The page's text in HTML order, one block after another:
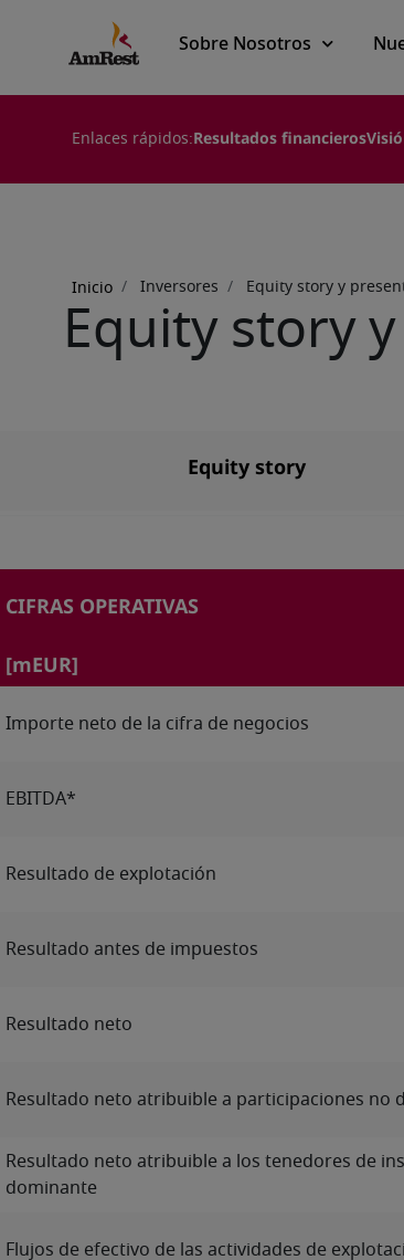
Main
Sobre Nosotros
Enlaces rápidos: Resultados financieros
ayuda
navegación
Inicio Inversores Equity story y
Equity story
Equity story
CIFRAS OPERATIVAS
[mEUR]
Importe neto de la cifra de negocios
EBITDA*
Resultado de explotación
Resultado antes de impuestos
Resultado neto
Resultado neto atribuible a participaciones no
Resultado neto atribuible a los tenedores de
dominante
Flujos de efectivo de las actividades de